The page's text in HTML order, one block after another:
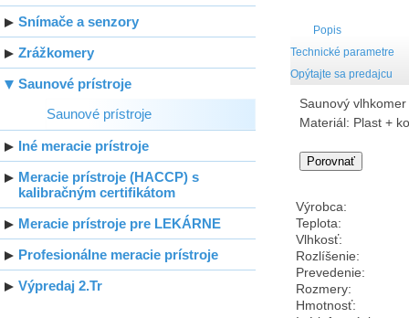
Popis
Technické parametre
Opýtajte sa predajcu
Saunový
Materiál: Plast +
Výrobca:
Teplota:
Vlhkosť:
Rozlíšenie:
Prevedenie:
Rozmery:
Hmotnosť:
Snímače a senzory
Zrážkomery
Saunové prístroje
Saunové prístroje
Iné meracie prístroje
Meracie prístroje (HACCP) s
kalibračným certifikátom
Meracie prístroje pre LEKÁRNE
Profesionálne meracie prístroje
Výpredaj 2.Tr